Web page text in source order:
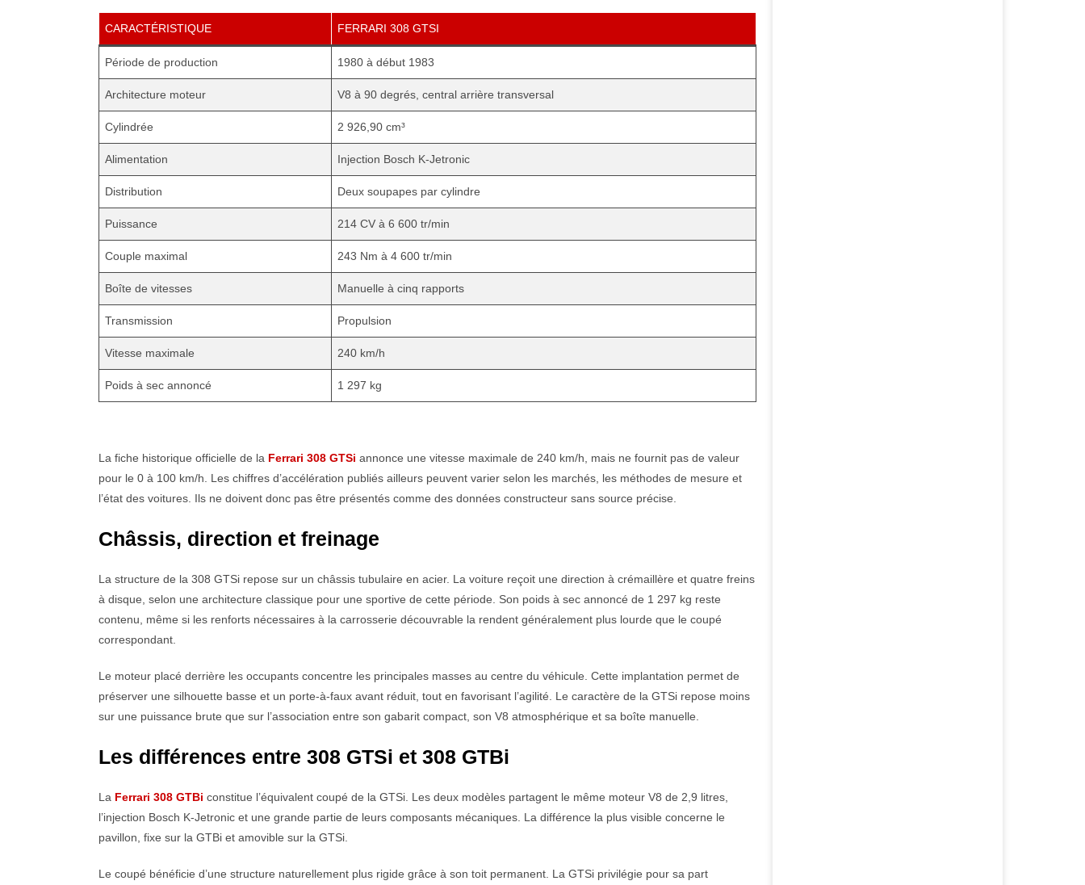
CARACTÉRISTIQUE FERRARI 308 GTSI
Période de production 1980 à début 1983
Architecture moteur V8 à 90 degrés, central arrière transversal
Cylindrée 2 926,90 cm³
Alimentation Injection Bosch K-Jetronic
Distribution Deux soupapes par cylindre
Puissance 214 CV à 6 600 tr/min
Couple maximal 243 Nm à 4 600 tr/min
Boîte de vitesses Manuelle à cinq rapports
Transmission Propulsion
Vitesse maximale 240 km/h
Poids à sec annoncé 1 297 kg
La fiche historique officielle de la Ferrari 308 GTSi annonce une vitesse maximale de 240 km/h, mais ne fournit pas de valeur
pour le 0 à 100 km/h. Les chiffres d’accélération publiés ailleurs peuvent varier selon les marchés, les méthodes de mesure et
l’état des voitures. Ils ne doivent donc pas être présentés comme des données constructeur sans source précise.
Châssis, direction et freinage
La structure de la 308 GTSi repose sur un châssis tubulaire en acier. La voiture reçoit une direction à crémaillère et quatre freins
à disque, selon une architecture classique pour une sportive de cette période. Son poids à sec annoncé de 1 297 kg reste
contenu, même si les renforts nécessaires à la carrosserie découvrable la rendent généralement plus lourde que le coupé
correspondant.
Le moteur placé derrière les occupants concentre les principales masses au centre du véhicule. Cette implantation permet de
préserver une silhouette basse et un porte-à-faux avant réduit, tout en favorisant l’agilité. Le caractère de la GTSi repose moins
sur une puissance brute que sur l’association entre son gabarit compact, son V8 atmosphérique et sa boîte manuelle.
Les différences entre 308 GTSi et 308 GTBi
La Ferrari 308 GTBi constitue l’équivalent coupé de la GTSi. Les deux modèles partagent le même moteur V8 de 2,9 litres,
l’injection Bosch K-Jetronic et une grande partie de leurs composants mécaniques. La différence la plus visible concerne le
pavillon, fixe sur la GTBi et amovible sur la GTSi.
Le coupé bénéficie d’une structure naturellement plus rigide grâce à son toit permanent. La GTSi privilégie pour sa part